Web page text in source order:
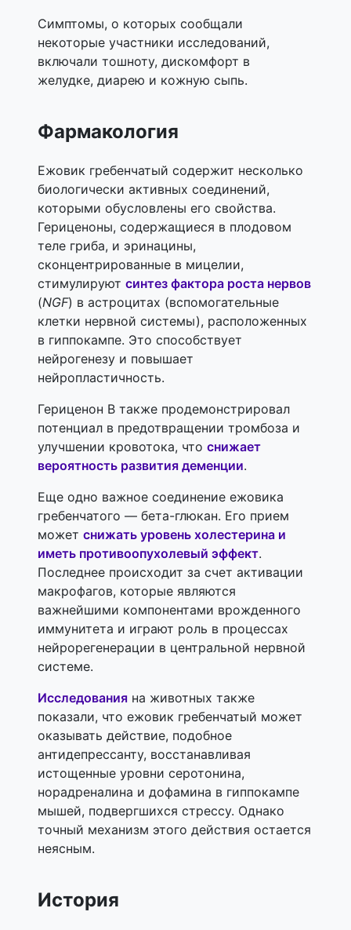
Симптомы, о которых сообщали
некоторые участники исследований,
включали тошноту, дискомфорт в
желудке, диарею и кожную сыпь.
Фармакология
Ежовик гребенчатый содержит несколько
биологически активных соединений,
которыми обусловлены его свойства.
Гериценоны, содержащиеся в плодовом
теле гриба, и эринацины,
сконцентрированные в мицелии,
стимулируют синтез фактора роста нервов
(NGF) в астроцитах (вспомогательные
клетки нервной системы), расположенных
в гиппокампе. Это способствует
нейрогенезу и повышает
нейропластичность.
Гериценон B также продемонстрировал
потенциал в предотвращении тромбоза и
улучшении кровотока, что снижает
вероятность развития деменции.
Еще одно важное соединение ежовика
гребенчатого — бета-глюкан. Его прием
может снижать уровень холестерина и
иметь противоопухолевый эффект.
Последнее происходит за счет активации
макрофагов, которые являются
важнейшими компонентами врожденного
иммунитета и играют роль в процессах
нейрорегенерации в центральной нервной
системе.
Исследования на животных также
показали, что ежовик гребенчатый может
оказывать действие, подобное
антидепрессанту, восстанавливая
истощенные уровни серотонина,
норадреналина и дофамина в гиппокампе
мышей, подвергшихся стрессу. Однако
точный механизм этого действия остается
неясным.
История